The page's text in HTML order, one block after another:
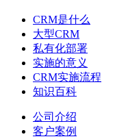
CRM是什么
大型CRM
私有化部署
实施的意义
CRM实施流程
知识百科
公司介绍
客户案例